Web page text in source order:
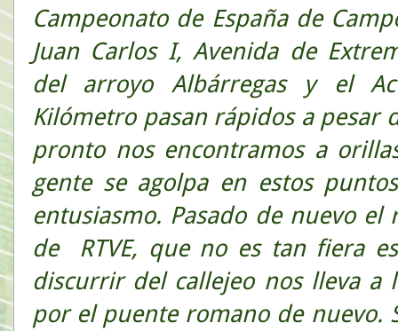
Campeonato de España de
Juan Carlos I, Avenida de
del arroyo Albárregas y el
Kilómetro pasan rápidos a pesar
pronto nos encontramos a
gente se agolpa en estos
entusiasmo. Pasado de nuevo
de RTVE, que no es tan fiera
discurrir del callejeo nos lleva a
por el puente romano de nuevo.